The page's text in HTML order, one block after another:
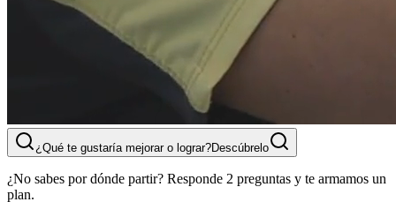
¿Qué te gustaría mejorar o lograr?Descúbrelo
¿No sabes por dónde partir? Responde 2 preguntas y te armamos un
plan.